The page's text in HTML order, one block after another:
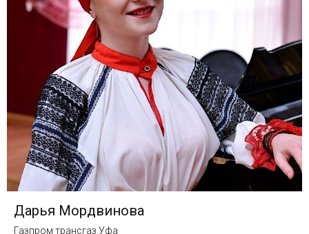
Дарья Мордвинова
Газпром трансгаз Уфа